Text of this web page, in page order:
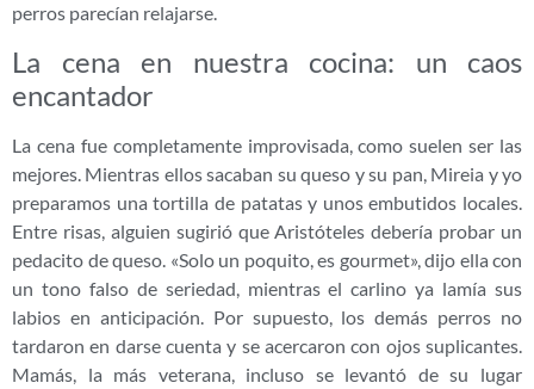
perros parecían relajarse.
La cena en nuestra cocina: un caos
encantador
La cena fue completamente improvisada, como suelen ser las
mejores. Mientras ellos sacaban su queso y su pan, Mireia y yo
preparamos una tortilla de patatas y unos embutidos locales.
Entre risas, alguien sugirió que Aristóteles debería probar un
pedacito de queso. «Solo un poquito, es gourmet», dijo ella con
un tono falso de seriedad, mientras el carlino ya lamía sus
labios en anticipación. Por supuesto, los demás perros no
tardaron en darse cuenta y se acercaron con ojos suplicantes.
Mamás, la más veterana, incluso se levantó de su lugar